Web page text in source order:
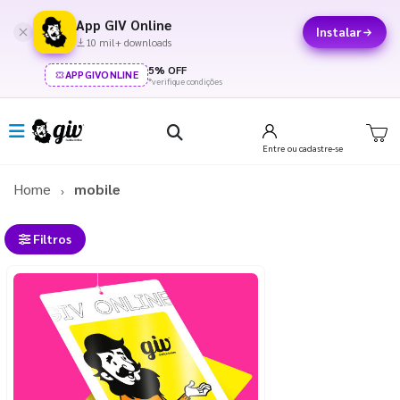
App GIV Online
10 mil+ downloads
Instalar
APPGIVONLINE 5% OFF
*verifique condições
Entre ou cadastre-se
Home mobile
Filtros